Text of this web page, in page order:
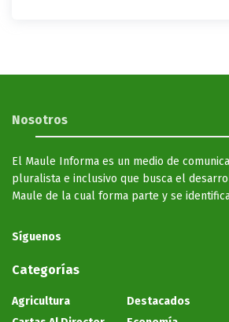
Nosotros
El Maule Informa es un medio de
pluralista e inclusivo que busca el
Maule de la cual forma parte y se
Síguenos
Categorías
Agricultura
Destacados